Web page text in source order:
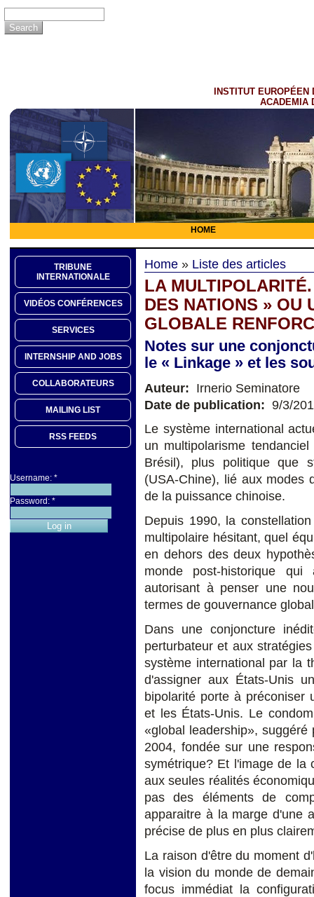
INSTITUT EUROPÉEN
ACADEMIA
HOME
TRIBUNE
INTERNATIONALE
VIDÉOS CONFÉRENCES
SERVICES
INTERNSHIP AND JOBS
COLLABORATEURS
MAILING LIST
RSS FEEDS
Username: *
Password: *
Home » Liste des articles
LA
DES NATIONS » OU
GLOBALE
Notes sur une
le « Linkage » et les
Auteur: Irnerio Seminatore
Date de publication: 9/3/
Le système international
un multipolarisme
Brésil), plus politique que
(USA-Chine), lié aux modes
de la puissance chinoise.
Depuis 1990, la
multipolaire hésitant, quel
en dehors des deux
monde post-historique
autorisant à penser une
termes de gouvernance
Dans une conjoncture
perturbateur et aux
système international par la
d'assigner aux États-Unis
bipolarité porte à préconiser
et les États-Unis. Le
«global leadership», suggéré
2004, fondée sur une
symétrique? Et l'image de la
aux seules réalités
pas des éléments de
apparaitre à la marge d'une
précise de plus en plus
La raison d'être du moment
la vision du monde de
focus immédiat la